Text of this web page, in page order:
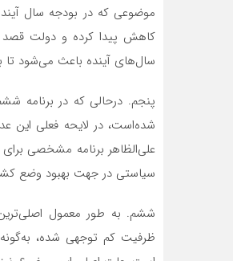
سال‌های آینده باعث می‌شود
علی‌الظاهر برنامه مشخصی برای
سیاستی در جهت بهبود وضع
ششم. به طور معمول
ظرفیت کم توجهی شده‌،